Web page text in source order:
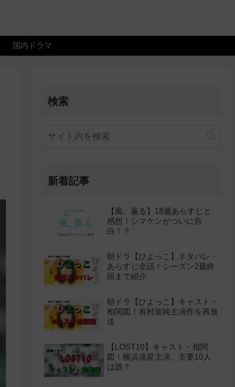
国内ドラマ
検索
新着記事
【風、薫る】18週あらすじと
感想！シマケンがついに告
白！？
朝ドラ【ひよっこ】ネタバレ・
あらすじ全話！シーズン2最終
回まで紹介
朝ドラ【ひよっこ】キャスト・
相関図！有村架純主演作を再放
送
【LOST10】キャスト・相関
図！横浜流星主演、主要10人
は誰？